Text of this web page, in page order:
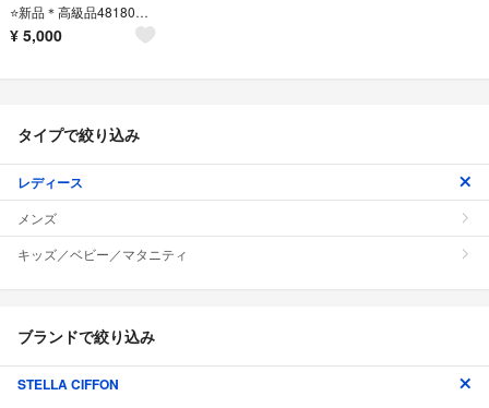
⭐️新品＊高級品48180円＊ステラシフォン＊ハイセンス上下セットアップ⭐️
¥ 5,000
タイプで絞り込み
レディース
メンズ
キッズ／ベビー／マタニティ
ブランドで絞り込み
STELLA CIFFON